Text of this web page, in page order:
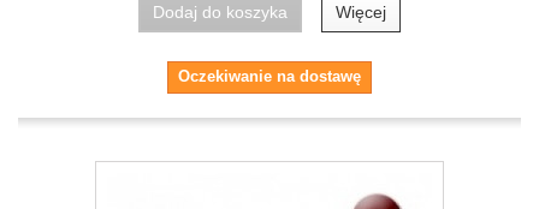
Dodaj do koszyka Więcej
Oczekiwanie na dostawę